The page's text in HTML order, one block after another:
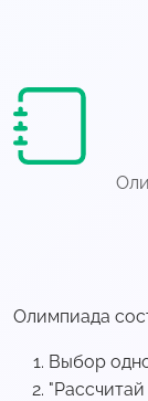
Олимпиада
Выбор